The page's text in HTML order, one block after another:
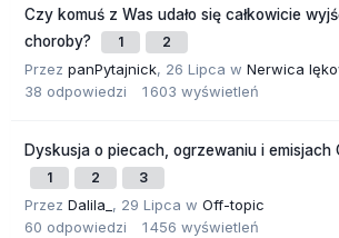
Czy komuś z Was udało się całkowicie
choroby?
1 2
Przez panPytajnick, 26 Lipca w Nerwica
38 odpowiedzi 1 603 wyświetleń
Dyskusja o piecach, ogrzewaniu i emisjach
1 2 3
Przez Dalila_ , 29 Lipca w Off-topic
60 odpowiedzi 1 456 wyświetleń